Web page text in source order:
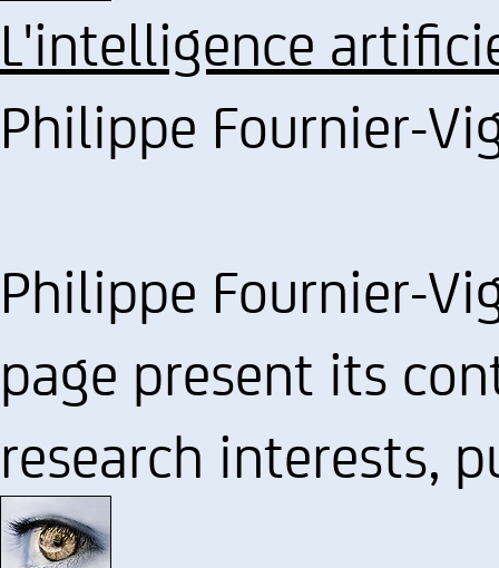
L'intelligence
Philippe Fournier-
Philippe Fournier-
page present its
research interests,